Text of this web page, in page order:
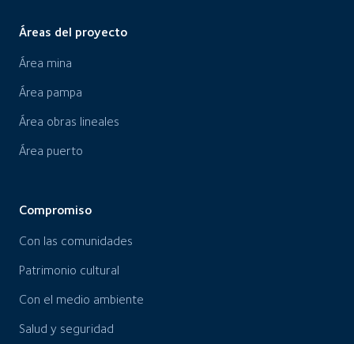
Áreas del proyecto
Área mina
Área pampa
Área obras lineales
Área puerto
Compromiso
Con las comunidades
Patrimonio cultural
Con el medio ambiente
Salud y seguridad